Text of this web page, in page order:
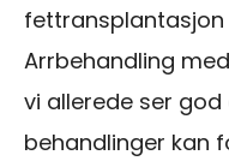
Arrbehandling
vi allerede ser god
behandlinger kan